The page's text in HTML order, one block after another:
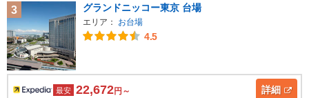
3 グランドニッコー東京 台場
エリア： お台場
4.5
最安 22,672円～ 詳細